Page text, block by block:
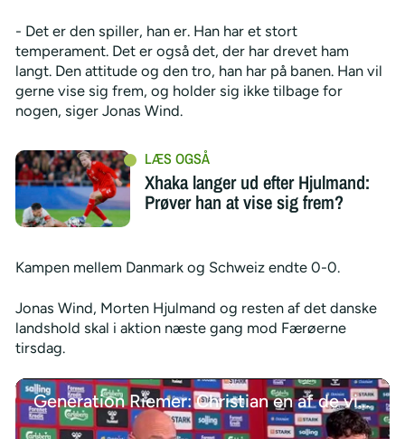
- Det er den spiller, han er. Han har et stort
temperament. Det er også det, der har drevet ham
langt. Den attitude og den tro, han har på banen. Han vil
gerne vise sig frem, og holder sig ikke tilbage for
nogen, siger Jonas Wind.
Xhaka langer ud efter Hjulmand:
Prøver han at vise sig frem?
Kampen mellem Danmark og Schweiz endte 0-0.
Jonas Wind, Morten Hjulmand og resten af det danske
landshold skal i aktion næste gang mod Færøerne
tirsdag.
Generation Riemer: Christian en af de vigtigste